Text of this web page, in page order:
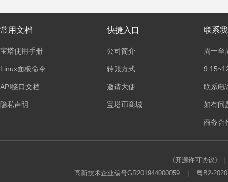
常用文档
宝塔使用手册
Linux面板命令
API接口文档
隐私声明
快捷入口
公司简介
转账方式
邀请大使
宝塔币商城
联系
周一至
联系电
如有问
商务合
《开源许可协议》
高新技术企业编号GR201944000059
粤B2-